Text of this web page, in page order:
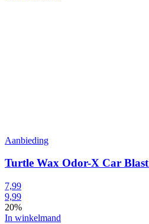
Aanbieding
Turtle Wax Odor-X Car
7,99
9,99
20%
In winkelmand